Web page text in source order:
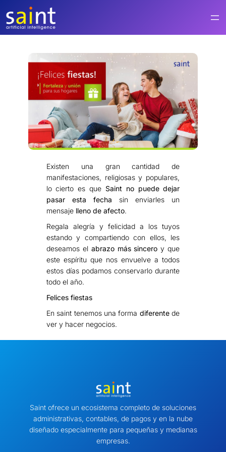
contenido
Existen una gran cantidad de
manifestaciones, religiosas y populares,
lo cierto es que Saint no puede dejar
pasar esta fecha sin enviarles un
mensajelleno de afecto.
Regala alegría y felicidad a los tuyos
estando y compartiendo con ellos, les
deseamos el abrazo más sincero y que
este espíritu que nos envuelve a todos
estos días podamos conservarlo durante
todo el año.
Felices fiestas
En saint tenemos una forma diferentede
ver y hacer negocios.
Saint ofrece un ecosistema completo de soluciones
administrativas, contables, de pagos y en la nube
diseñado especialmente para pequeñas y medianas
empresas.